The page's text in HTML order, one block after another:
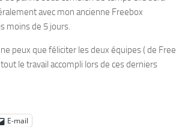
avec mon ancienne Freebox
moins de 5 jours.
peux que féliciter les deux équipes ( de Free
le travail accompli lors de ces derniers
E-mail